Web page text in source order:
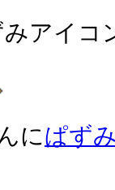
みアイ
にぱず